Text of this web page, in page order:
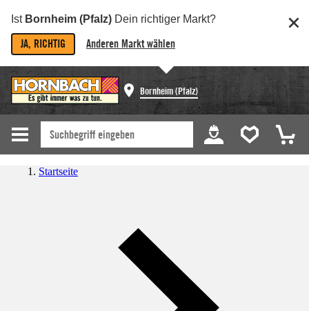
Ist Bornheim (Pfalz) Dein richtiger Markt?
JA, RICHTIG Anderen Markt wählen
Bornheim (Pfalz)
Startseite